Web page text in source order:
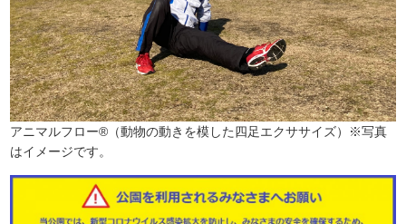
アニマルフロー®︎（動物の動きを模した四足エクササイズ）※写真
はイメージです。